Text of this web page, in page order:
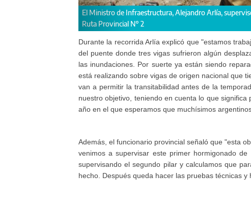
El Ministro de Infraestructura, Alejandro Arlía,
Ruta Provincial N° 2
Durante la recorrida Arlía explicó que "estamos
del puente donde tres vigas sufrieron algún
las inundaciones. Por suerte ya están siendo
está realizando sobre vigas de origen nacional que
van a permitir la transitabilidad antes de la
nuestro objetivo, teniendo en cuenta lo que
año en el que esperamos que muchísimos
Además, el funcionario provincial señaló que "esta
venimos a supervisar este primer hormigonado
supervisando el segundo pilar y calculamos que
hecho. Después queda hacer las pruebas técnicas y